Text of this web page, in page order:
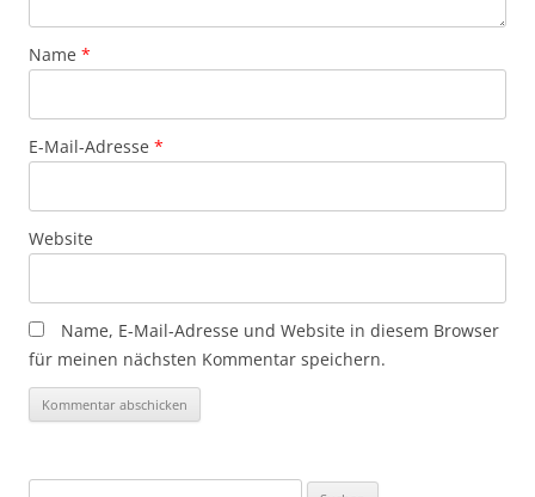
Name *
E-Mail-Adresse *
Website
Name, E-Mail-Adresse und Website in diesem Browser
für meinen nächsten Kommentar speichern.